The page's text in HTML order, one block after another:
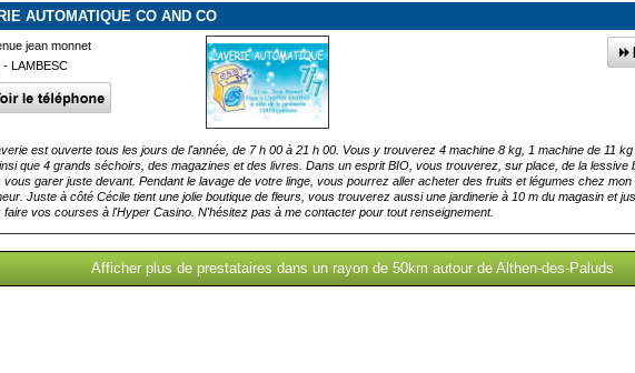
AUTOMATIQUE CO AND CO
jean monnet
- LAMBESC
est ouverte tous les jours de l'année, de 7 h 00 à 21 h 00. Vous y trouverez 4 machine 8 kg, 1 machine de 11
que 4 grands séchoirs, des magazines et des livres. Dans un esprit BIO, vous trouverez, sur place, de la lessive
vous garer juste devant. Pendant le lavage de votre linge, vous pourrez aller acheter des fruits et légumes chez
Juste à côté Cécile tient une jolie boutique de fleurs, vous trouverez aussi une jardinerie à 10 m du magasin et
faire vos courses à l'Hyper Casino. N'hésitez pas à me contacter pour tout renseignement.
Afficher plus de prestataires dans un rayon de 50km autour de Althen-des-Paluds